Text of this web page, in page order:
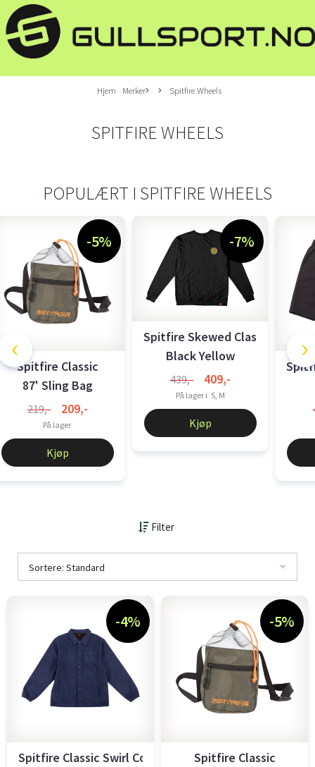
Hjem Merker Spitfire Wheels
SPITFIRE WHEELS
POPULÆRT I SPITFIRE WHEELS
-5%
Spitfire Classic
87' Sling Bag
219,- 209,-
På lager
Kjøp
-7%
Spitfire Skewed Classic
Black Yellow
439,- 409,-
På lager i S, M
Kjøp
‹ ›
Filter
Sortere: Standard
-4%
Spitfire Classic Swirl Cord Jacket Deep Blue
-5%
Spitfire Classic